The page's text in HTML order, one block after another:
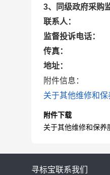
3、同级政府采购
联系人：
监督投诉电话：
传真：
地址：
附件信息：
关于其他维修和
附件下载
关于其他维修和保养
寻标宝联系我们